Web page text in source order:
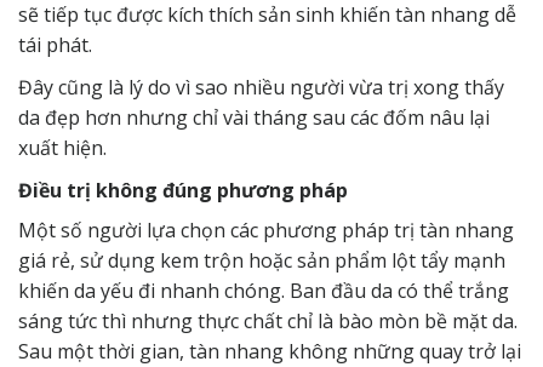
sẽ tiếp tục được kích thích sản sinh khiến tàn nhang dễ
tái phát.
Đây cũng là lý do vì sao nhiều người vừa trị xong thấy
da đẹp hơn nhưng chỉ vài tháng sau các đốm nâu lại
xuất hiện.
Điều trị không đúng phương pháp
Một số người lựa chọn các phương pháp trị tàn nhang
giá rẻ, sử dụng kem trộn hoặc sản phẩm lột tẩy mạnh
khiến da yếu đi nhanh chóng. Ban đầu da có thể trắng
sáng tức thì nhưng thực chất chỉ là bào mòn bề mặt da.
Sau một thời gian, tàn nhang không những quay trở lại